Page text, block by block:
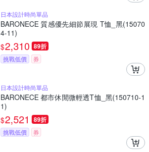
日本設計時尚單品
BARONECE 質感優先細節展現 T恤_黑(15070
4-11)
$2,310 89折
挑戰低價 券
日本設計時尚單品
BARONECE 都市休閒微輕透T恤_黑(150710-1
1)
$2,521 89折
挑戰低價 券